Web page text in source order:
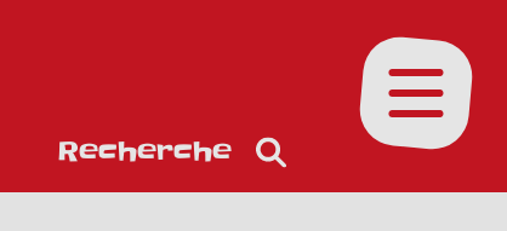
Recherche
Ouvrir le